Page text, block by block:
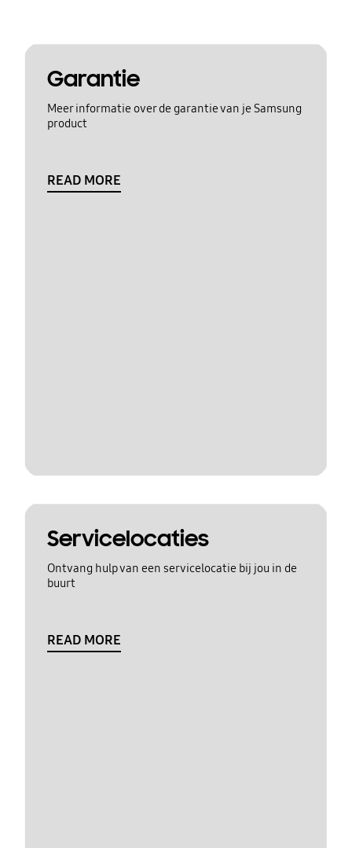
Garantie
Meer informatie over de garantie van je Samsung
product
READ MORE
Servicelocaties
Ontvang hulp van een servicelocatie bij jou in de
buurt
READ MORE